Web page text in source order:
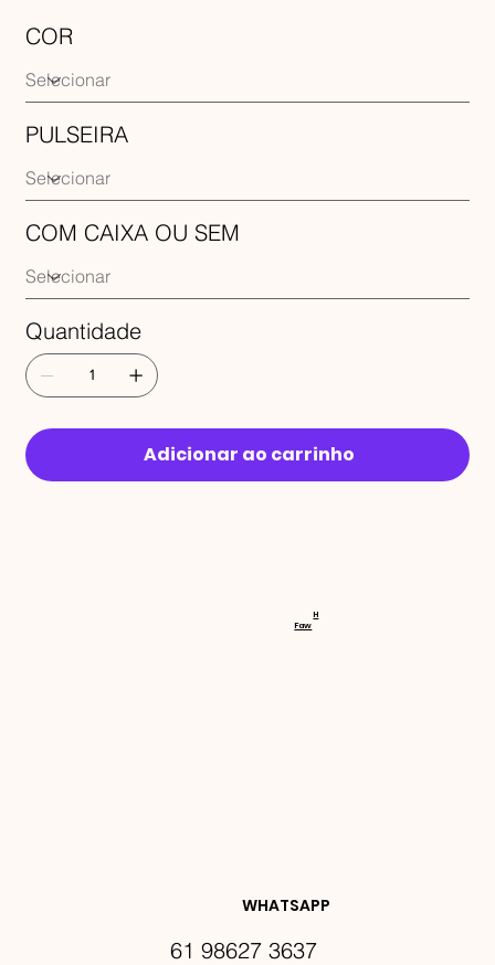
COR
PULSEIRA
COM CAIXA OU SEM
Quantidade
Adicionar ao carrinho
RECEBA
DES E
WHATSAPP
61 98627 3637
Faw
H